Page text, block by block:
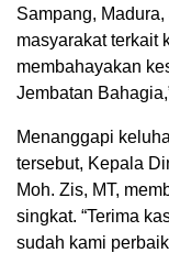
Sampang,
masyarakat terkait
membahayakan
Jembatan
Menanggapi
tersebut, Kepala
Moh. Zis, MT,
singkat. “Terima
sudah kami